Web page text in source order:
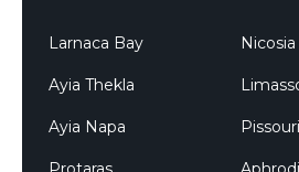
Larnaca Bay Nicosia
Ayia Thekla
Ayia Napa Pissouri